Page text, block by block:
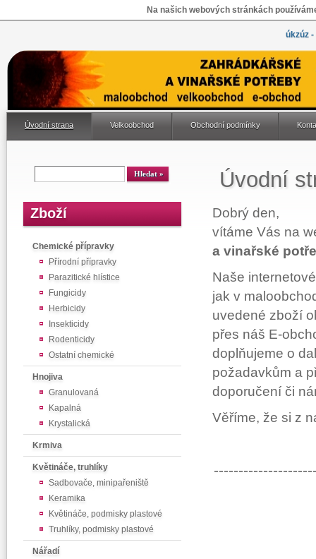
Na našich webových stránkách
úkzúz
Úvodní strana Velkoobchod Obchodní podmínky
Zboží
Chemické přípravky
Přírodní přípravky
Parazitické hlístice
Fungicidy
Herbicidy
Insekticidy
Rodenticidy
Ostatní chemické
Hnojiva
Granulovaná
Kapalná
Krystalická
Krmiva
Květináče, truhlíky
Sadbovače, minipařeniště
Keramika
Květináče, podmisky plastové
Truhlíky, podmisky plastové
Nářadí
Úvodní
Dobrý den,
vítáme Vás na
a vinařské
Naše
jak v
uvedené zboží
přes náš E-
doplňujeme o
požadavkům a
doporučení či
Věříme, že si z